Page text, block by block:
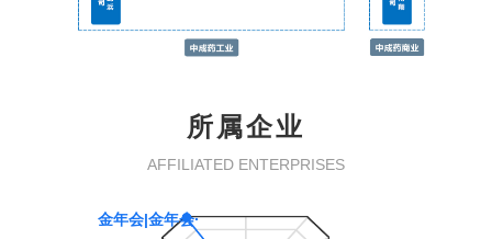
所属企业
AFFILIATED ENTERPRISES
金年会|金年会·